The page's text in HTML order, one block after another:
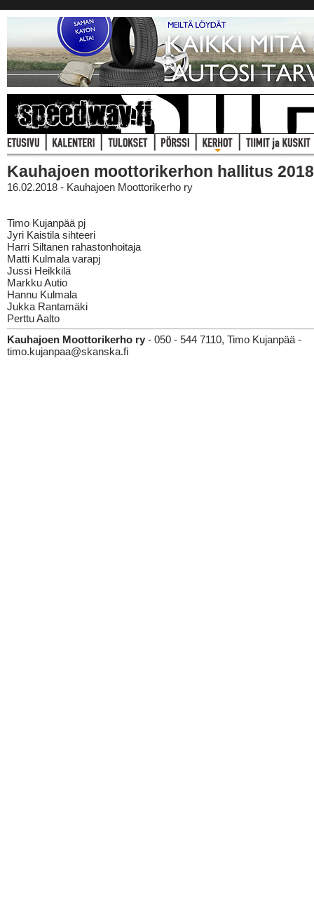
Kauhajoen moottorikerhon hallitus 2018
16.02.2018 - Kauhajoen Moottorikerho ry
Timo Kujanpää pj
Jyri Kaistila sihteeri
Harri Siltanen rahastonhoitaja
Matti Kulmala varapj
Jussi Heikkilä
Markku Autio
Hannu Kulmala
Jukka Rantamäki
Perttu Aalto
Kauhajoen Moottorikerho ry - 050 - 544 7110, Timo Kujanpää -
timo.kujanpaa@skanska.fi